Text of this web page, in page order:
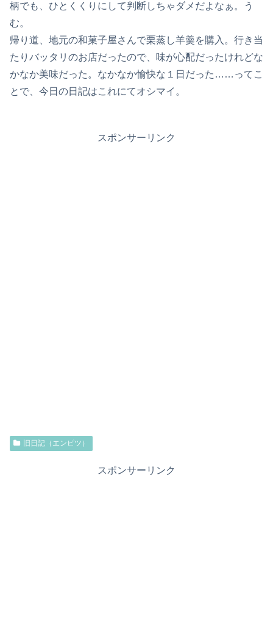
柄でも、ひとくくりにして判断しちゃダメだよなぁ。う
む。
帰り道、地元の和菓子屋さんで栗蒸し羊羹を購入。行き当
たりバッタリのお店だったので、味が心配だったけれどな
かなか美味だった。なかなか愉快な１日だった……ってこ
とで、今日の日記はこれにてオシマイ。
スポンサーリンク
旧日記（エンピツ）
スポンサーリンク